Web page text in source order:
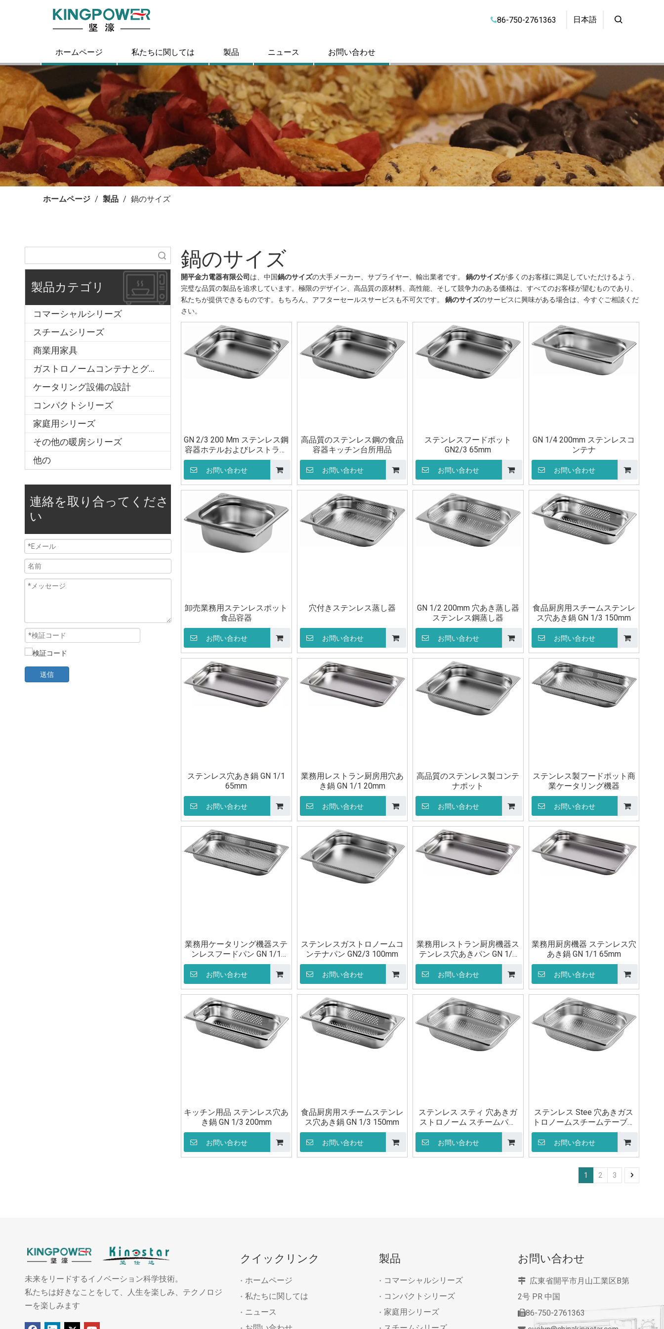
86-750-2761363 日本語
ホームページ 私たちに関しては 製品 ニュース お問い合わせ
ホームページ / 製品 / 鍋のサイズ
製品カテゴリ
コマーシャルシリーズ
スチームシリーズ
商業用家具
ガストロノームコンテナとグリッド
ケータリング設備の設計
コンパクトシリーズ
家庭用シリーズ
その他の暖房シリーズ
他の
連絡を取り合ってくださ
い
送信
鍋のサイズ
開平金力電器有限公司 は、中国鍋のサイズの大手メーカー、サプライヤー、輸出業者です。 鍋のサイズが多くのお客様に満足していただけるよう、
完璧な品質の製品を追求しています。極限のデザイン、高品質の原材料、高性能、そして競争力のある価格は、すべてのお客様が望むものであり、
私たちが提供できるものです。もちろん、アフターセールスサービスも不可欠です。 鍋のサイズのサービスに興味がある場合は、今すぐご相談くだ
さい。
GN 2/3 200 Mm ステンレス鋼
容器ホテルおよびレストラン
用品ポット
お問い合わせ
高品質のステンレス鋼の食品
容器キッチン台所用品
お問い合わせ
ステンレスフードポット
GN2/3 65mm
お問い合わせ
GN 1/4 200mm ステンレスコ
ンテナ
お問い合わせ
卸売業務用ステンレスポット
食品容器
お問い合わせ
穴付きステンレス蒸し器
お問い合わせ
GN 1/2 200mm 穴あき蒸し器
ステンレス鋼蒸し器
お問い合わせ
食品厨房用スチームステンレ
ス穴あき鍋 GN 1/3 150mm
お問い合わせ
ステンレス穴あき鍋 GN 1/1
65mm
お問い合わせ
業務用レストラン厨房用穴あ
き鍋 GN 1/1 20mm
お問い合わせ
高品質のステンレス製コンテ
ナポット
お問い合わせ
ステンレス製フードポット商
業ケータリング機器
お問い合わせ
業務用ケータリング機器ステ
ンレスフードパン GN 1/1
100mm
お問い合わせ
ステンレスガストロノームコ
ンテナパン GN2/3 100mm
お問い合わせ
業務用レストラン厨房機器ス
テンレス穴あきパン GN 1/1
20mm
お問い合わせ
業務用厨房機器 ステンレス穴
あき鍋 GN 1/1 65mm
お問い合わせ
キッチン用品 ステンレス穴あ
き鍋 GN 1/3 200mm
お問い合わせ
食品厨房用スチームステンレ
ス穴あき鍋 GN 1/3 150mm
お問い合わせ
ステンレス スティ 穴あきガ
ストロノーム スチームパン
GN 1/2 65mm キッチン用
お問い合わせ
ステンレス Stee 穴あきガス
トロノームスチームテーブル
パンコンテナパン GN 1/2
100 ミリメートルキッチン用
お問い合わせ
1 2 3
未来をリードするイノベーション科学技術。
私たちは好きなことをして、人生を楽しみ、テクノロジ
ーを楽しみます
クイックリンク
ホームページ
私たちに関しては
ニュース
製品
コマーシャルシリーズ
コンパクトシリーズ
家庭用シリーズ
お問い合わせ
 広東省開平市月山工業区B第
2号 PR 中国
86-750-2761363